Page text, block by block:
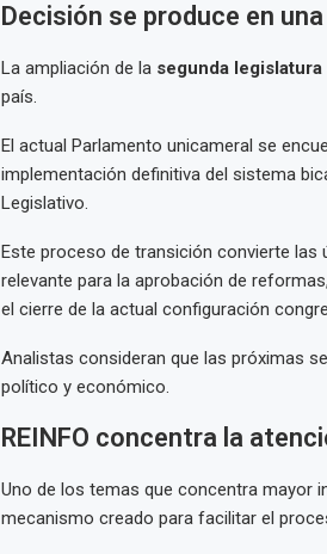
Decisión se produce en
La ampliación de la segunda
país.
El actual Parlamento unicameral se
implementación definitiva del sistema
Legislativo.
Este proceso de transición convierte
relevante para la aprobación de
el cierre de la actual configuración
Analistas consideran que las próximas
político y económico.
REINFO concentra la
Uno de los temas que concentra mayor
mecanismo creado para facilitar el